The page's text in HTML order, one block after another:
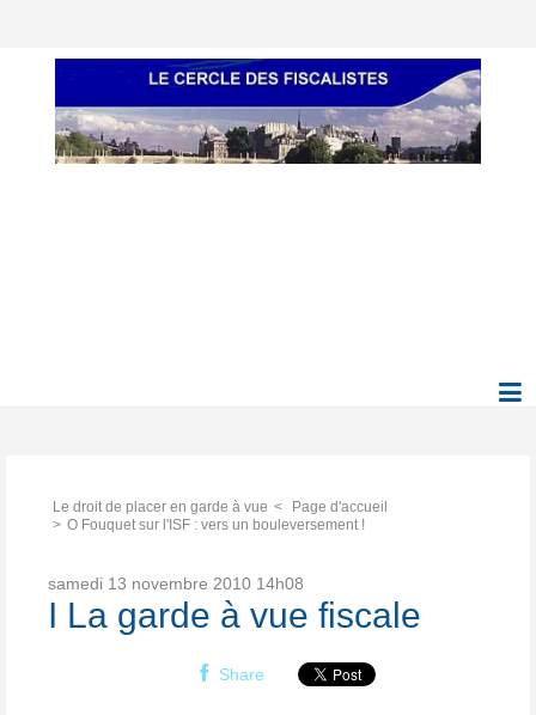
Le droit de placer en garde à vue
Page d'accueil
O Fouquet sur l'ISF : vers un bouleversement !
samedi 13 novembre 2010 14h08
I La garde à vue fiscale
Share